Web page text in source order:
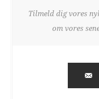
Tilmeld dig vores
om vores